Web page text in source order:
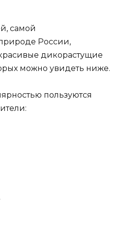
самой
России,
дикорастущие
можно увидеть ниже.
пользуются